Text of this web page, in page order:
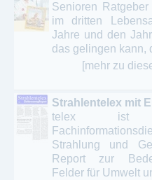
Senioren
im dritten
Jahre und den
das gelingen kann,
[mehr zu
Strahlentelex mit
telex ist
Strahlung und
Report zur
Felder für Umwelt